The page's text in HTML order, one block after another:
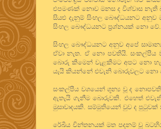
එපමණක් නොව මනස ද විශ්වාස නැති
සියළු දැනුම් සිංහල බෞද්ධයනට අනුව
සිංහල බෞද්ධයනට ප්‍රශ්නයක් නො වේ.
සිංහල බෞද්ධයනට අනුව අපේ
ඒවා නැත. ඒ නො පවතියි.
බොරු කීමෙන් වැළකීමට අපට නො
යැයි කියන්නේ එවැනි බොරුවලට නො
සංකල්පීය වශයෙන් ශූන්‍ය වූ ද
ඇතැයි ගැනීම බොරුවකි. එහෙත්
මුසාවාදයකි. සම්මුතියෙන් වුව ද
රේඛීය චින්තනයක් මත පදනම් වූ බටහිර